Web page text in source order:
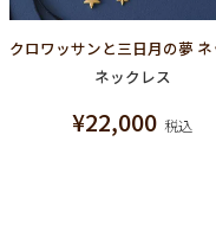
ネックレス
¥22,000 税込